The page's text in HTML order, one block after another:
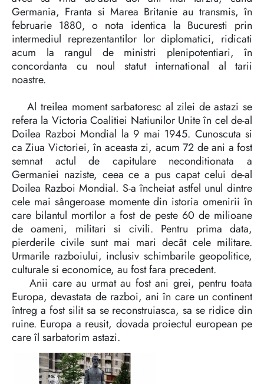
Germania, Franta si Marea Britanie au transmis, în
februarie 1880, o nota identica la Bucuresti prin
intermediul reprezentantilor lor diplomatici, ridicati
acum la rangul de ministri plenipotentiari, în
concordanta cu noul statut international al tarii
noastre.
Al treilea moment sarbatoresc al zilei de astazi se
refera la Victoria Coalitiei Natiunilor Unite în cel de-al
Doilea Razboi Mondial la 9 mai 1945. Cunoscuta si
ca Ziua Victoriei, în aceasta zi, acum 72 de ani a fost
semnat actul de capitulare neconditionata a
Germaniei naziste, ceea ce a pus capat celui de-al
Doilea Razboi Mondial. S-a încheiat astfel unul dintre
cele mai sângeroase momente din istoria omenirii în
care bilantul mortilor a fost de peste 60 de milioane
de oameni, militari si civili. Pentru prima data,
pierderile civile sunt mai mari decât cele militare.
Urmarile razboiului, inclusiv schimbarile geopolitice,
culturale si economice, au fost fara precedent.
Anii care au urmat au fost ani grei, pentru toata
Europa, devastata de razboi, ani în care un continent
întreg a fost silit sa se reconstruiasca, sa se ridice din
ruine. Europa a reusit, dovada proiectul european pe
care îl sarbatorim astazi.